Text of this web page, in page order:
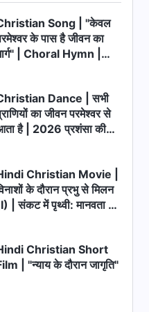
Song | सच्चे मार्ग
(Lyrics)
Song | परीक्षण
की (Lyrics)
Song | परमेश्वर
सभी रचनाओं के बीच
Song | मानव के
विलाप करता है
के आगे शांत करने
Christian Song
Song | "केवल
के पास है जीवन का
| Choral Hymn |
Dance | सभी
का जीवन परमेश्वर से
है | 2026 प्रशंसा की
Christian Movie |
के दौरान प्रभु से मिलन
| संकट में पृथ्वी: मानवता का
Christian Short
| "न्याय के दौरान जागृति"